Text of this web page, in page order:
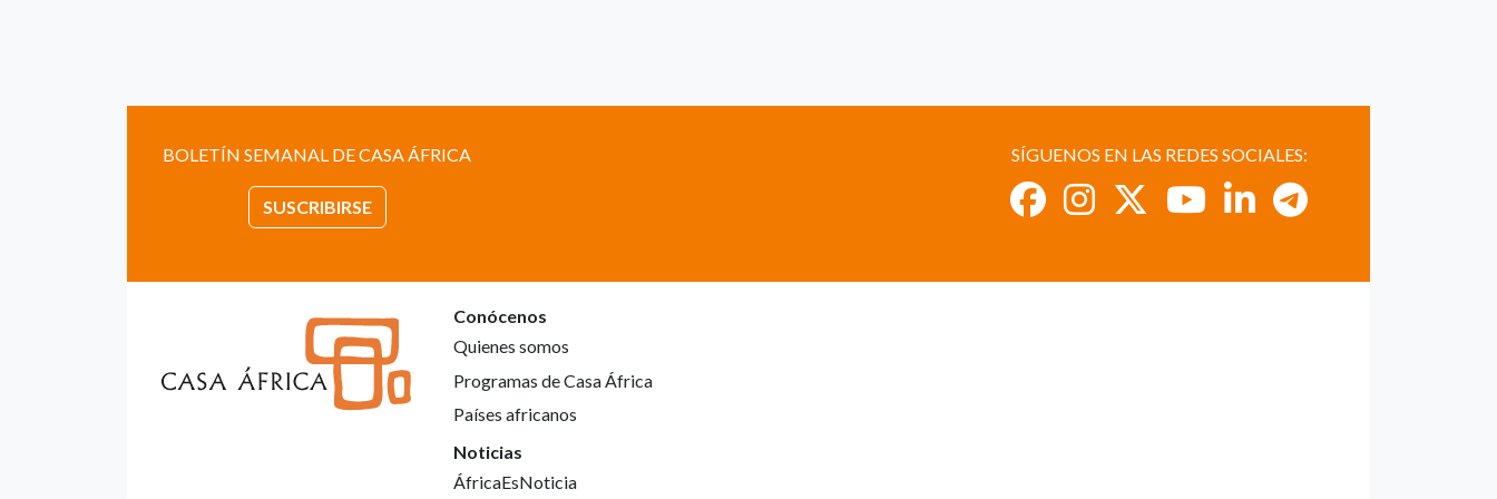
BOLETÍN SEMANAL DE CASA ÁFRICA
SUSCRIBIRSE
SÍGUENOS EN LAS REDES SOCIALES:
Conócenos
Quienes somos
Programas de Casa África
Países africanos
Noticias
ÁfricaEsNoticia